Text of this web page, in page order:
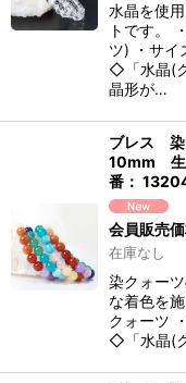
水晶を使
トです。
ツ) ・サイ
◇「水晶(
晶形が…
ブレス
10mm
番：
会員販売
在庫なし
染クォー
な着色を
クォーツ
◇「水晶(